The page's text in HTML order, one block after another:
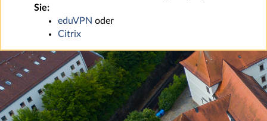
Sie:
eduVPN oder
Citrix